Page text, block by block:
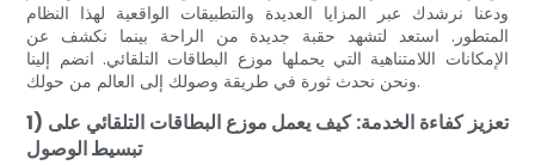
ودعنا نرشدك عبر المزايا العديدة والتطبيقات الواقعية لهذا النظام
المتطور. استعد لتشهد حقبة جديدة من الراحة بينما نكشف عن
الإمكانات اللامتناهية التي يحملها موزع البطاقات التلقائي. انضم إلينا
ونحن نحدث ثورة في طريقة وصولك إلى العالم من حولك.
1) تعزيز كفاءة الخدمة: كيف يعمل موزع البطاقات التلقائي على
تبسيط الوصول